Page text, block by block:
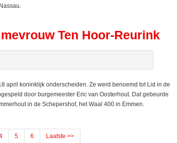
Ten Hoor-Reurink
april koninklijk onderscheiden. Ze werd benoemd tot Lid in de
door burgemeester Eric van Oosterhout. Dat gebeurde
in de Schepershof, het Waal 400 in Emmen.
5 6 Laatste >>